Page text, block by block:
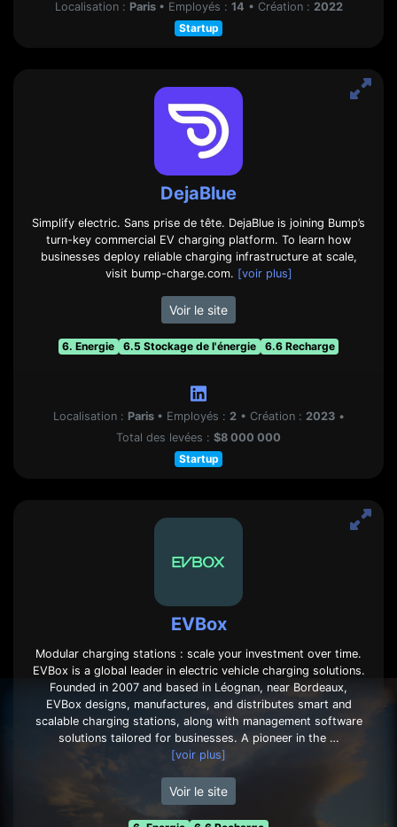
Localisation : Paris • Employés : 14 • Création : 2022
Startup
DejaBlue
Simplify electric. Sans prise de tête. DejaBlue is joining Bump’s
turn-key commercial EV charging platform. To learn how
businesses deploy reliable charging infrastructure at scale,
visit bump-charge.com. [voir plus]
Voir le site
6. Energie 6.5 Stockage de l'énergie 6.6 Recharge
Localisation : Paris • Employés : 2 • Création : 2023 •
Total des levées : $8 000 000
Startup
EVBox
Modular charging stations : scale your investment over time.
EVBox is a global leader in electric vehicle charging solutions.
Founded in 2007 and based in Léognan, near Bordeaux,
EVBox designs, manufactures, and distributes smart and
scalable charging stations, along with management software
solutions tailored for businesses. A pioneer in the …
[voir plus]
Voir le site